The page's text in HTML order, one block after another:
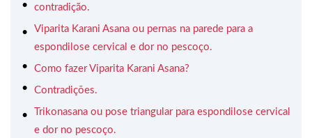
contradição.
Viparita Karani Asana ou pernas na parede para a
espondilose cervical e dor no pescoço.
Como fazer Viparita Karani Asana?
Contradições.
Trikonasana ou pose triangular para espondilose cervical
e dor no pescoço.